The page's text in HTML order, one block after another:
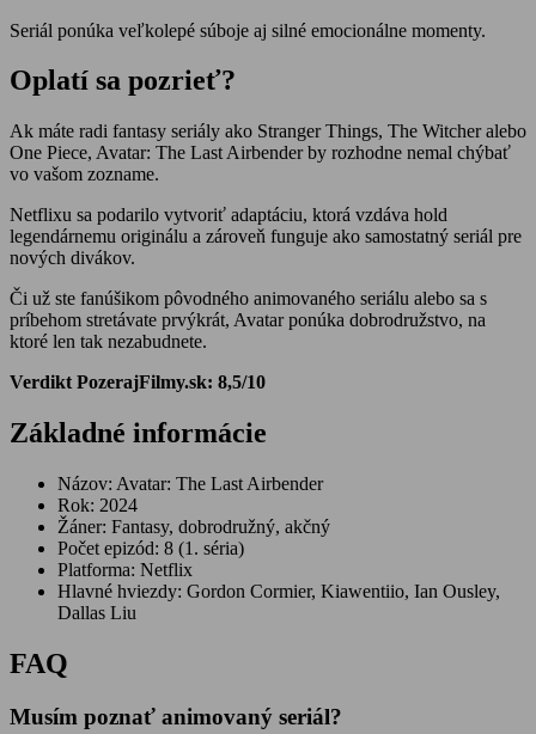
Seriál ponúka veľkolepé súboje aj silné emocionálne momenty.
Oplatí sa pozrieť?
Ak máte radi fantasy seriály ako Stranger Things, The Witcher alebo
One Piece, Avatar: The Last Airbender by rozhodne nemal chýbať
vo vašom zozname.
Netflixu sa podarilo vytvoriť adaptáciu, ktorá vzdáva hold
legendárnemu originálu a zároveň funguje ako samostatný seriál pre
nových divákov.
Či už ste fanúšikom pôvodného animovaného seriálu alebo sa s
príbehom stretávate prvýkrát, Avatar ponúka dobrodružstvo, na
ktoré len tak nezabudnete.
Verdikt PozerajFilmy.sk: 8,5/10
Základné informácie
Názov: Avatar: The Last Airbender
Rok: 2024
Žáner: Fantasy, dobrodružný, akčný
Počet epizód: 8 (1. séria)
Platforma: Netflix
Hlavné hviezdy: Gordon Cormier, Kiawentiio, Ian Ousley,
Dallas Liu
FAQ
Musím poznať animovaný seriál?